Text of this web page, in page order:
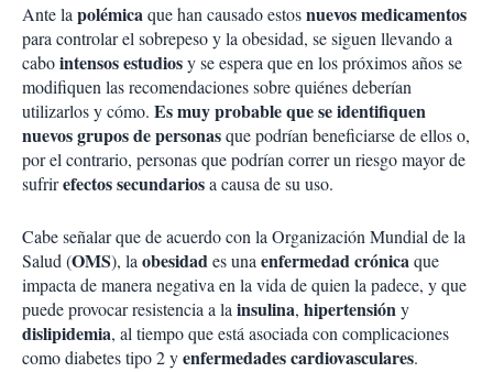
Ante lapolémicaque han causado estosnuevos medicamentos
para controlar el sobrepeso y la obesidad, se siguen llevando a
cabointensos estudiosy se espera que en los próximos años se
modifiquen las recomendaciones sobre quiénes deberían
utilizarlos y cómo. Es muy probable que se identifiquen
nuevos grupos de personasque podrían beneficiarse de ellos o,
por el contrario, personas que podrían correr un riesgo mayor de
sufrirefectos secundariosa causa de su uso.
Cabe señalar que de acuerdo con la Organización Mundial de la
Salud (OMS), laobesidades unaenfermedad crónicaque
impacta de manera negativa en la vida de quien la padece, y que
puede provocar resistencia a lainsulina, hipertensióny
dislipidemia, al tiempo que está asociada con complicaciones
como diabetes tipo 2 yenfermedades cardiovasculares.